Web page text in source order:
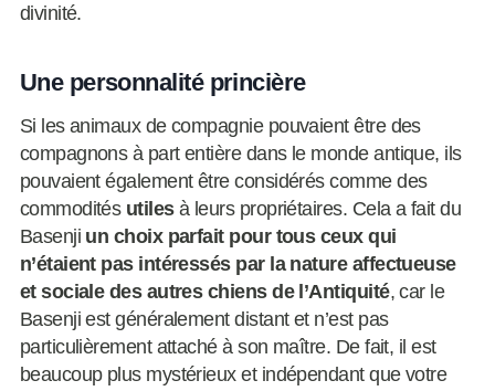
divinité.
Une personnalité princière
Si les animaux de compagnie pouvaient être des
compagnons à part entière dans le monde antique, ils
pouvaient également être considérés comme des
commodités utilesà leurs propriétaires. Cela a fait du
Basenji un choix parfait pour tous ceux qui
n’étaient pas intéressés par la nature affectueuse
et sociale des autres chiens de l’Antiquité, car le
Basenji est généralement distant et n’est pas
particulièrement attaché à son maître. De fait, il est
beaucoup plus mystérieux et indépendant que votre